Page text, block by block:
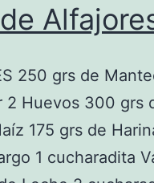
250 grs de
2 Huevos 300 grs
175 grs de
1 cucharadita